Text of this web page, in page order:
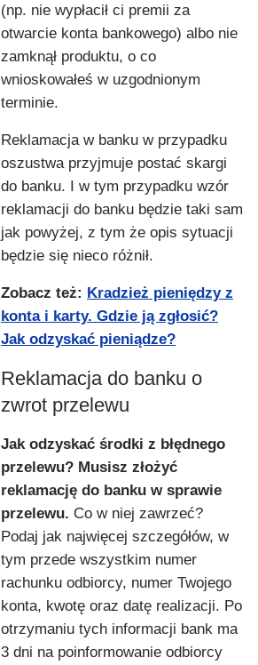
(np. nie wypłacił ci premii za
otwarcie konta bankowego) albo nie
zamknął produktu, o co
wnioskowałeś w uzgodnionym
terminie.
Reklamacja w banku w przypadku
oszustwa przyjmuje postać skargi
do banku. I w tym przypadku wzór
reklamacji do banku będzie taki sam
jak powyżej, z tym że opis sytuacji
będzie się nieco różnił.
Zobacz też: Kradzież pieniędzy z
konta i karty. Gdzie ją zgłosić?
Jak odzyskać pieniądze?
Reklamacja do banku o
zwrot przelewu
Jak odzyskać środki z błędnego
przelewu? Musisz złożyć
reklamację do banku w sprawie
przelewu. Co w niej zawrzeć?
Podaj jak najwięcej szczegółów, w
tym przede wszystkim numer
rachunku odbiorcy, numer Twojego
konta, kwotę oraz datę realizacji. Po
otrzymaniu tych informacji bank ma
3 dni na poinformowanie odbiorcy